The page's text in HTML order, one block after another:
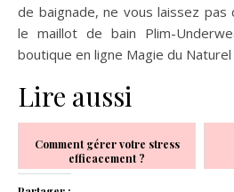
de baignade, ne vous laissez
le maillot de bain Plim-
boutique en ligne Magie du Naturel
Lire aussi
Comment gérer votre stress
efficacement ?